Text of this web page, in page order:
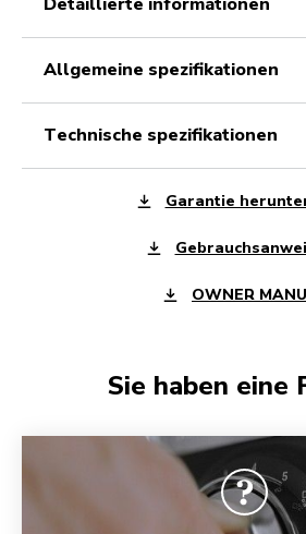
allgemeine spezifikationen
technische spezifikationen
Garantie
OWNER
Sie haben eine